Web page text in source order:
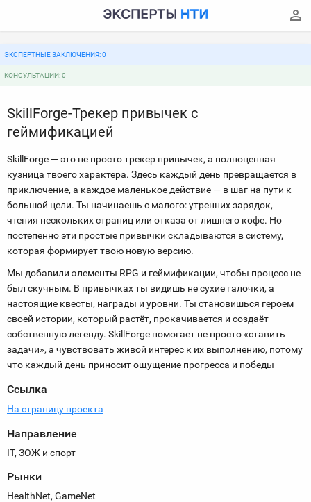
ЭКСПЕРТНЫЕ ЗАКЛЮЧЕНИЯ: 0
КОНСУЛЬТАЦИИ: 0
SkillForge-Трекер привычек с
геймификацией
SkillForge — это не просто трекер привычек, а полноценная
кузница твоего характера. Здесь каждый день превращается в
приключение, а каждое маленькое действие — в шаг на пути к
большой цели. Ты начинаешь с малого: утренних зарядок,
чтения нескольких страниц или отказа от лишнего кофе. Но
постепенно эти простые привычки складываются в систему,
которая формирует твою новую версию.
Мы добавили элементы RPG и геймификации, чтобы процесс не
был скучным. В привычках ты видишь не сухие галочки, а
настоящие квесты, награды и уровни. Ты становишься героем
своей истории, который растёт, прокачивается и создаёт
собственную легенду. SkillForge помогает не просто «ставить
задачи», а чувствовать живой интерес к их выполнению, потому
что каждый день приносит ощущение прогресса и победы
Ссылка
На страницу проекта
Направление
IT, ЗОЖ и спорт
Рынки
HealthNet, GameNet